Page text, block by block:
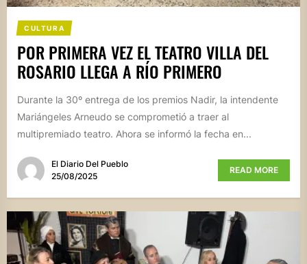
CULTURA
POR PRIMERA VEZ EL TEATRO VILLA DEL
ROSARIO LLEGA A RÍO PRIMERO
Durante la 30º entrega de los premios Nadir, la intendente
Mariángeles Arneudo se comprometió a traer al
multipremiado teatro. Ahora se informó la fecha en...
El Diario Del Pueblo
25/08/2025
READ MORE